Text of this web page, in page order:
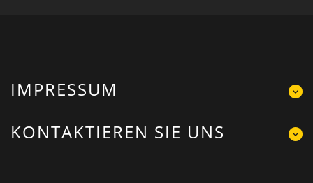
IMPRESSUM
KONTAKTIEREN SIE UNS